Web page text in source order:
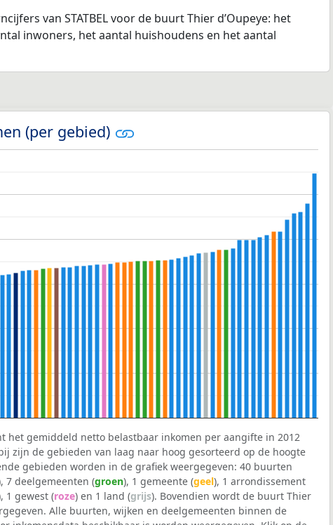
van STATBEL voor de buurt Thier d’Oupeye: het
inwoners, het aantal huishoudens en het aantal
(per gebied)
het gemiddeld netto belastbaar inkomen per aangifte in 2012
zijn de gebieden van laag naar hoog gesorteerd op de hoogte
gebieden worden in de grafiek weergegeven: 40 buurten
7 deelgemeenten (groen), 1 gemeente (geel), 1 arrondissement
1 gewest (roze) en 1 land (grijs). Bovendien wordt de buurt Thier
Alle buurten, wijken en deelgemeenten binnen de